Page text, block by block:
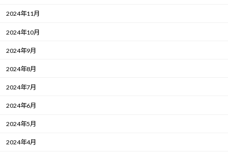
2024年11月
2024年10月
2024年9月
2024年8月
2024年7月
2024年6月
2024年5月
2024年4月